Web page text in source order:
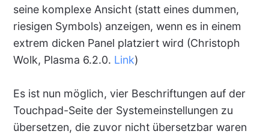
seine komplexe Ansicht (statt eines dummen,
riesigen Symbols) anzeigen, wenn es in einem
extrem dicken Panel platziert wird (Christoph
Wolk, Plasma 6.2.0. Link)
Es ist nun möglich, vier Beschriftungen auf der
Touchpad-Seite der Systemeinstellungen zu
übersetzen, die zuvor nicht übersetzbar waren